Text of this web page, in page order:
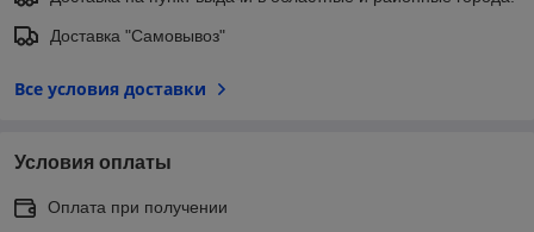
Доставка "Самовывоз"
Все условия доставки
Условия оплаты
Оплата при получении